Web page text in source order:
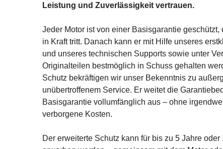
Leistung und Zuverlässigkeit vertrauen.
Jeder Motor ist von einer Basisgarantie geschützt,
in Kraft tritt. Danach kann er mit Hilfe unseres
und unseres technischen Supports sowie unter
Originalteilen bestmöglich in Schuss gehalten
Schutz bekräftigen wir unser Bekenntnis zu
unübertroffenem Service. Er weitet die
Basisgarantie vollumfänglich aus – ohne
verborgene Kosten.
Der erweiterte Schutz kann für bis zu 5 Jahre